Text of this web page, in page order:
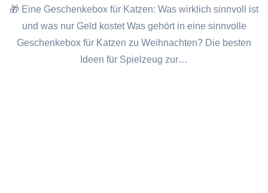
🎁 Eine Geschenkebox für Katzen: Was wirklich sinnvoll ist
und was nur Geld kostet Was gehört in eine sinnvolle
Geschenkebox für Katzen zu Weihnachten? Die besten
Ideen für Spielzeug zur…